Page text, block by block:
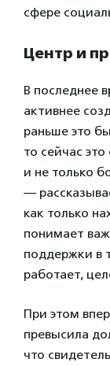
сфере
Центр и
В последнее
активнее
раньше это
то сейчас
и не только
—
как только
понимает
поддержки в
работает,
При этом
превысила
что